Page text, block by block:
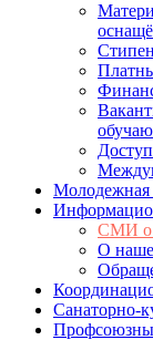
Молодежная
СМИ о
О
Санаторно-